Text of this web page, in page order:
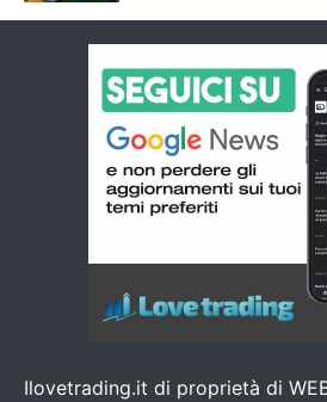
Ilovetrading.it di proprietà di